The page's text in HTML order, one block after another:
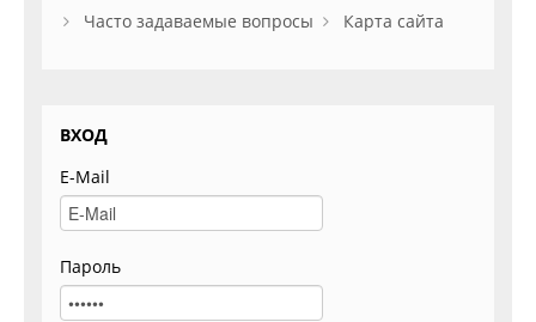
Часто задаваемые вопросы
Карта сайта
ВХОД
E-Mail
Пароль